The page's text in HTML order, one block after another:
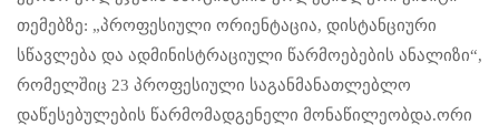
თემებზე: „პროფესიული ორიენტაცია, დისტანციური
სწავლება და ადმინისტრაციული წარმოებების ანალიზი“,
რომელშიც 23 პროფესიული საგანმანათლებლო
დაწესებულების წარმომადგენელი მონაწილეობდა.ორი